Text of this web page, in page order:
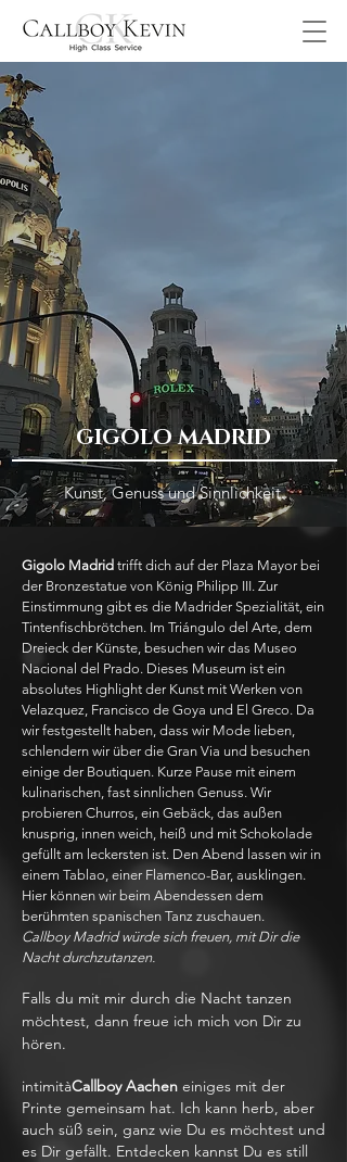
GIGOLO MADRID
Kunst, Genuss und Sinnlichkeit.
Gigolo Madrid trifft dich auf der Plaza Mayor bei
der Bronzestatue von König Philipp III. Zur
Einstimmung gibt es die Madrider Spezialität, ein
Tintenfischbrötchen. Im Triángulo del Arte, dem
Dreieck der Künste, besuchen wir das Museo
Nacional del Prado. Dieses Museum ist ein
absolutes Highlight der Kunst mit Werken von
Velazquez, Francisco de Goya und El Greco. Da
wir festgestellt haben, dass wir Mode lieben,
schlendern wir über die Gran Via und besuchen
einige der Boutiquen. Kurze Pause mit einem
kulinarischen, fast sinnlichen Genuss. Wir
probieren Churros, ein Gebäck, das außen
knusprig, innen weich, heiß und mit Schokolade
gefüllt am leckersten ist. Den Abend lassen wir in
einem Tablao, einer Flamenco-Bar, ausklingen.
Hier können wir beim Abendessen dem
berühmten spanischen Tanz zuschauen.
Callboy Madrid würde sich freuen, mit Dir die
Nacht durchzutanzen.
Falls du mit mir durch die Nacht tanzen
möchtest, dann freue ich mich von Dir zu
hören.
intimitàCallboy Aachen einiges mit der
Printe gemeinsam hat. Ich kann herb, aber
auch süß sein, ganz wie Du es möchtest und
es Dir gefällt. Entdecken kannst Du es still